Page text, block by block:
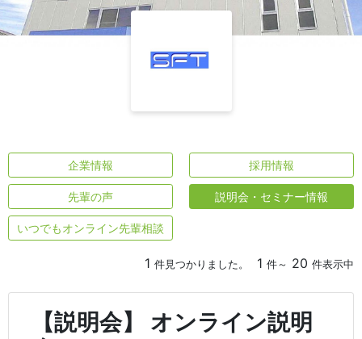
企業情報 採用情報
先輩の声 説明会・セミナー情報
いつでもオンライン先輩相談
1 件見つかりました。 1 件～ 20 件表示中
【説明会】 オンライン説明